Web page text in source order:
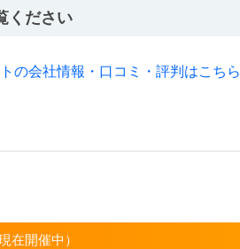
ください
の会社情報・口コミ・評判はこちら
在開催中）